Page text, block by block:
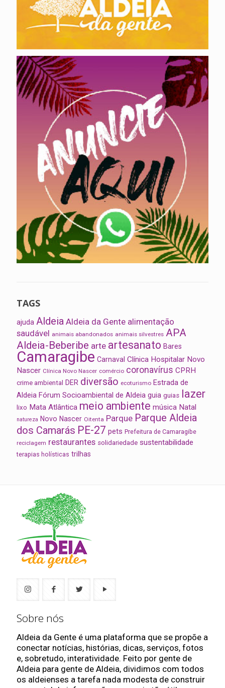
TAGS
ajuda Aldeia Aldeia da Gente alimentação
saudável animais abandonados animais silvestres APA
Aldeia-Beberibe arte artesanato Bares
Camaragibe Carnaval Clínica Hospitalar Novo
Nascer Clínica Novo Nascer comércio coronavírus CPRH
crime ambiental DER diversão ecoturismo Estrada de
Aldeia Fórum Socioambiental de Aldeia guia guias lazer
lixo Mata Atlântica meio ambiente música Natal
natureza Novo Nascer Oitenta Parque Parque Aldeia
dos Camarás PE-27 pets Prefeitura de Camaragibe
reciclagem restaurantes solidariedade sustentabilidade
terapias holísticas trilhas
Sobre nós
Aldeia da Gente é uma plataforma que se propõe a
conectar notícias, histórias, dicas, serviços, fotos
e, sobretudo, interatividade. Feito por gente de
Aldeia para gente de Aldeia, dividimos com todos
os aldeienses a tarefa nada modesta de construir